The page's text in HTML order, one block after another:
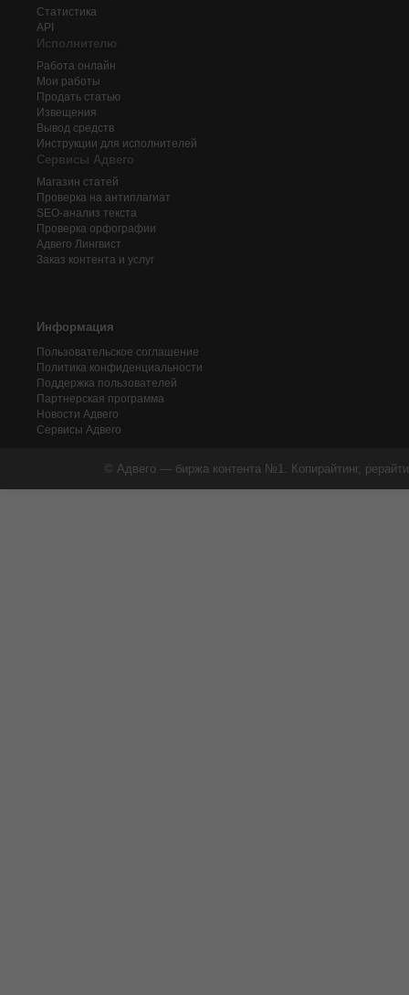
Статистика
API
Исполнителю
Работа онлайн
Мои работы
Продать статью
Извещения
Вывод средств
Инструкции для исполнителей
Сервисы Адвего
Магазин статей
Проверка на антиплагиат
SEO-анализ текста
Проверка орфографии
Адвего Лингвист
Заказ контента и услуг
Информация
Пользовательское соглашение
Политика конфиденциальности
Поддержка пользователей
Партнерская программа
Новости Адвего
Сервисы Адвего
© Адвего — биржа контента №1. Копирайтинг,